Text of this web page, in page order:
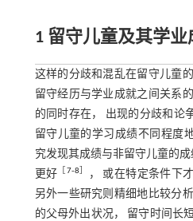
1 留守儿童及其学业
这样的分歧和混乱在留守儿童
留守经历与学业成就之间关系
的同时存在， 出现的分歧和论
留守儿童的学习成绩不同程度
究发现其成绩与非留守儿童的
更好
7‐8 ， 或在特定条件下
另外一些研究则精细地比较分
的父母外出状况， 留守时间长